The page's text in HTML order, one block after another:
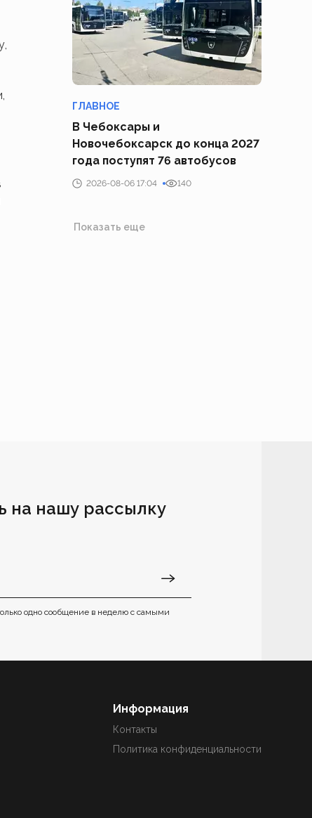
ГЛАВНОЕ
В Чебоксары и
Новочебоксарск до конца 2027
года поступят 76 автобусов
2026-08-06 17:04 140
Показать еще
на нашу рассылку
одно сообщение в неделю с самыми
Информация
Контакты
Политика конфиденциальности